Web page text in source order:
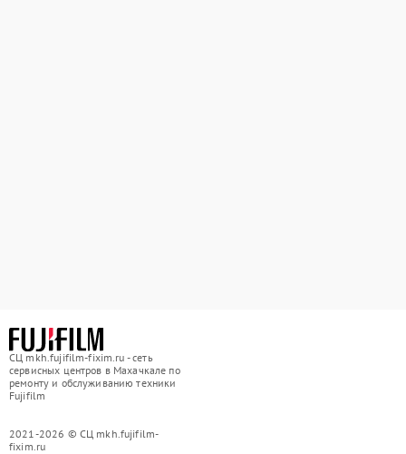
СЦ mkh.fujifilm-fixim.ru - сеть
сервисных центров в Махачкале по
ремонту и обслуживанию техники
Fujifilm
2021-2026 © СЦ mkh.fujifilm-
fixim.ru